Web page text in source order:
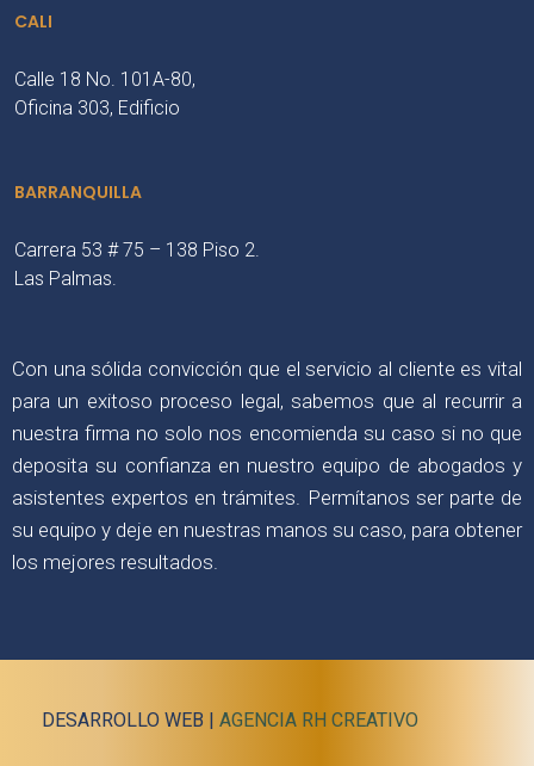
CALI
Calle 18 No. 101A-80,
Oficina 303, Edificio
BARRANQUILLA
Carrera 53 # 75 – 138 Piso 2.
Las Palmas.
Con una sólida convicción que el servicio al cliente es vital
para un exitoso proceso legal, sabemos que al recurrir a
nuestra firma no solo nos encomienda su caso si no que
deposita su confianza en nuestro equipo de abogados y
asistentes expertos en trámites. Permítanos ser parte de
su equipo y deje en nuestras manos su caso, para obtener
los mejores resultados.
DESARROLLO WEB | AGENCIA RH CREATIVO